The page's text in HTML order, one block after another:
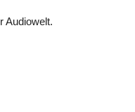
Audiowelt.